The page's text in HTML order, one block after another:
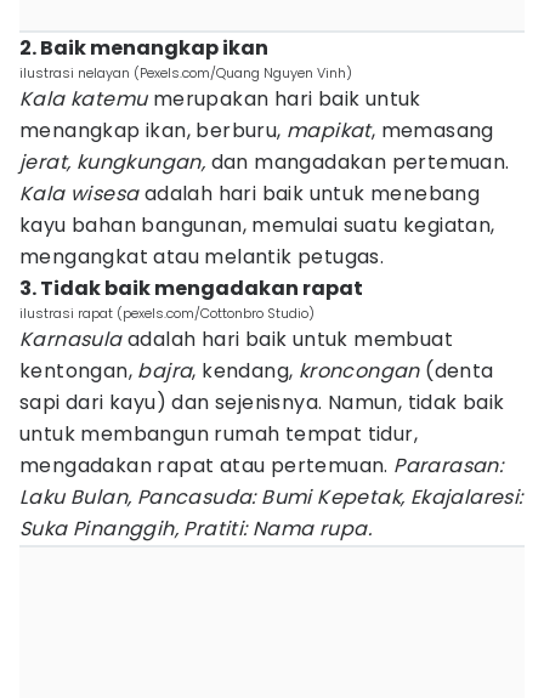
2. Baik menangkap ikan
ilustrasi nelayan (Pexels.com/Quang Nguyen Vinh)
Kala katemumerupakan hari baik untuk
menangkap ikan, berburu, mapikat, memasang
jerat, kungkungan, dan mangadakan pertemuan.
Kala wisesaadalah hari baik untuk menebang
kayu bahan bangunan, memulai suatu kegiatan,
mengangkat atau melantik petugas.
3. Tidak baik mengadakan rapat
ilustrasi rapat (pexels.com/Cottonbro Studio)
Karnasulaadalah hari baik untuk membuat
kentongan, bajra, kendang, kroncongan(denta
sapi dari kayu) dan sejenisnya. Namun, tidak baik
untuk membangun rumah tempat tidur,
mengadakan rapat atau pertemuan. Pararasan:
Laku Bulan, Pancasuda: Bumi Kepetak, Ekajalaresi:
Suka Pinanggih, Pratiti: Nama rupa.